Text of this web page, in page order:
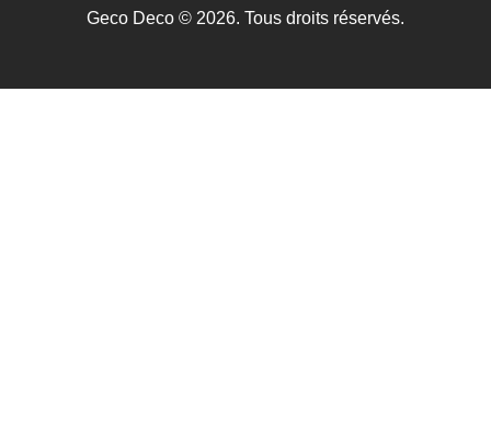
Geco Deco © 2026. Tous droits réservés.